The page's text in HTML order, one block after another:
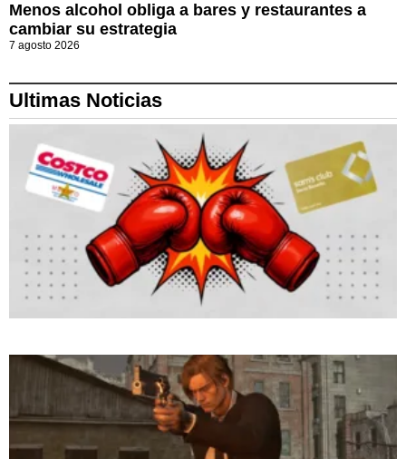
Menos alcohol obliga a bares y restaurantes a
cambiar su estrategia
7 agosto 2026
Ultimas Noticias